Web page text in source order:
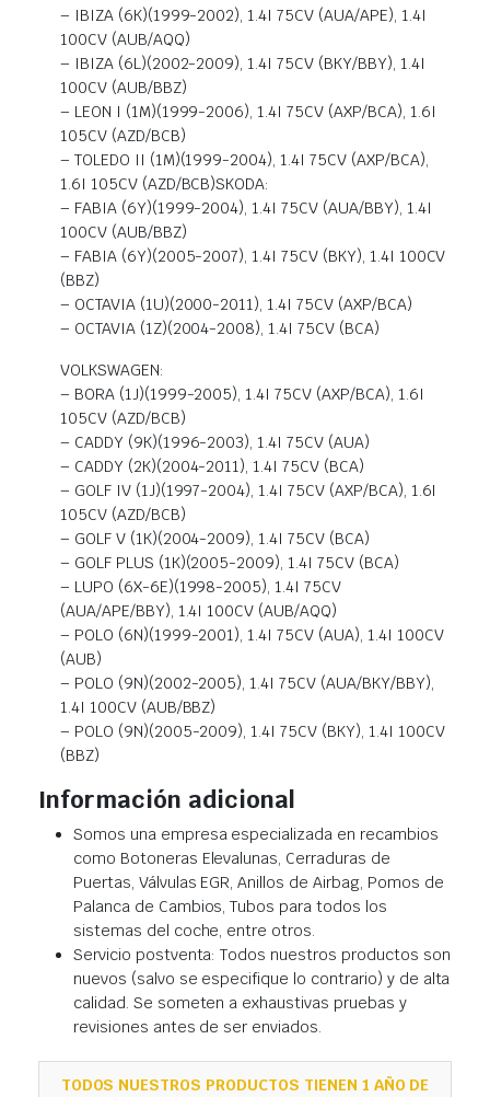
– IBIZA (6K)(1999-2002), 1.4I 75CV (AUA/APE), 1.4I
100CV (AUB/AQQ)
– IBIZA (6L)(2002-2009), 1.4I 75CV (BKY/BBY), 1.4I
100CV (AUB/BBZ)
– LEON I (1M)(1999-2006), 1.4I 75CV (AXP/BCA), 1.6I
105CV (AZD/BCB)
– TOLEDO II (1M)(1999-2004), 1.4I 75CV (AXP/BCA),
1.6I 105CV (AZD/BCB)SKODA:
– FABIA (6Y)(1999-2004), 1.4I 75CV (AUA/BBY), 1.4I
100CV (AUB/BBZ)
– FABIA (6Y)(2005-2007), 1.4I 75CV (BKY), 1.4I 100CV
(BBZ)
– OCTAVIA (1U)(2000-2011), 1.4I 75CV (AXP/BCA)
– OCTAVIA (1Z)(2004-2008), 1.4I 75CV (BCA)
VOLKSWAGEN:
– BORA (1J)(1999-2005), 1.4I 75CV (AXP/BCA), 1.6I
105CV (AZD/BCB)
– CADDY (9K)(1996-2003), 1.4I 75CV (AUA)
– CADDY (2K)(2004-2011), 1.4I 75CV (BCA)
– GOLF IV (1J)(1997-2004), 1.4I 75CV (AXP/BCA), 1.6I
105CV (AZD/BCB)
– GOLF V (1K)(2004-2009), 1.4I 75CV (BCA)
– GOLF PLUS (1K)(2005-2009), 1.4I 75CV (BCA)
– LUPO (6X-6E)(1998-2005), 1.4I 75CV
(AUA/APE/BBY), 1.4I 100CV (AUB/AQQ)
– POLO (6N)(1999-2001), 1.4I 75CV (AUA), 1.4I 100CV
(AUB)
– POLO (9N)(2002-2005), 1.4I 75CV (AUA/BKY/BBY),
1.4I 100CV (AUB/BBZ)
– POLO (9N)(2005-2009), 1.4I 75CV (BKY), 1.4I 100CV
(BBZ)
Información adicional
Somos una empresa especializada en recambios
como Botoneras Elevalunas, Cerraduras de
Puertas, Válvulas EGR, Anillos de Airbag, Pomos de
Palanca de Cambios, Tubos para todos los
sistemas del coche, entre otros.
Servicio postventa: Todos nuestros productos son
nuevos (salvo se especifique lo contrario) y de alta
calidad. Se someten a exhaustivas pruebas y
revisiones antes de ser enviados.
TODOS NUESTROS PRODUCTOS TIENEN 1 AÑO DE